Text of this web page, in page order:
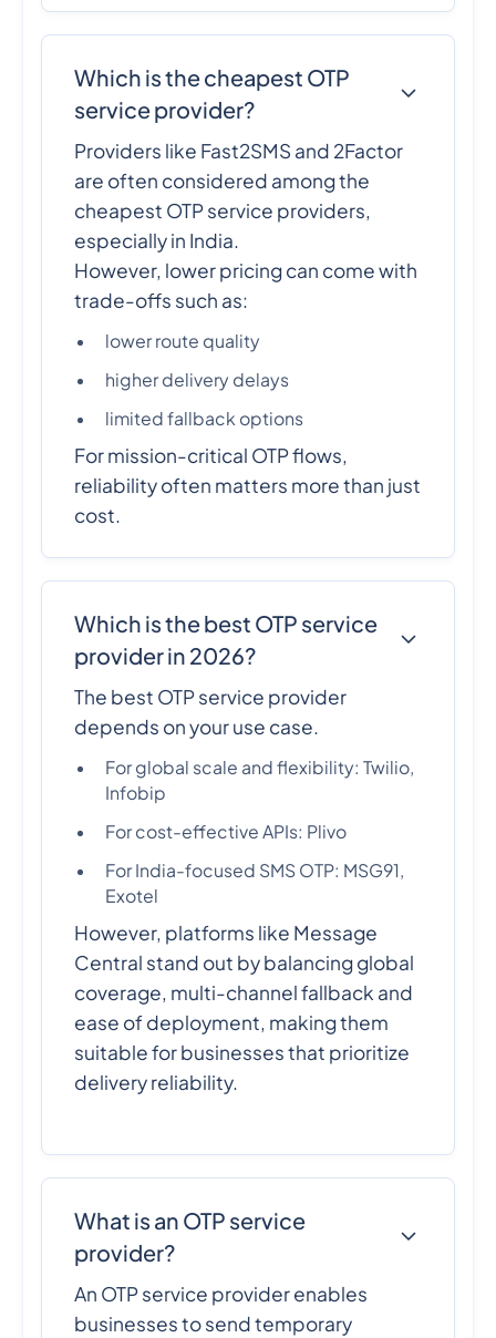
Which is the cheapest OTP
service provider?
Providers like Fast2SMS and 2Factor
are often considered among the
cheapest OTP service providers,
especially in India.
However, lower pricing can come with
trade-offs such as:
lower route quality
higher delivery delays
limited fallback options
For mission-critical OTP flows,
reliability often matters more than just
cost.
Which is the best OTP service
provider in 2026?
The best OTP service provider
depends on your use case.
For global scale and flexibility: Twilio,
Infobip
For cost-effective APIs: Plivo
For India-focused SMS OTP: MSG91,
Exotel
However, platforms like Message
Central stand out by balancing global
coverage, multi-channel fallback and
ease of deployment, making them
suitable for businesses that prioritize
delivery reliability.
What is an OTP service
provider?
An OTP service provider enables
businesses to send temporary